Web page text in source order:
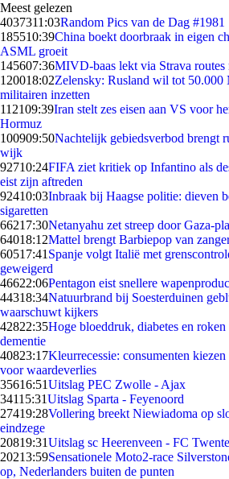
Meest gelezen
4037311:03Random Pics van de Dag #1981
185510:39China boekt doorbraak in eigen
ASML groeit
145607:36MIVD-baas lekt via Strava routes
120018:02Zelensky: Rusland wil tot 50.000
militairen inzetten
112109:39Iran stelt zes eisen aan VS voor
Hormuz
100909:50Nachtelijk gebiedsverbod brengt
wijk
92710:24FIFA ziet kritiek op Infantino als
eist zijn aftreden
92410:03Inbraak bij Haagse politie: dieven
sigaretten
66217:30Netanyahu zet streep door Gaza-
64018:12Mattel brengt Barbiepop van
60517:41 Spanje volgt Italië met
geweigerd
46622:06Pentagon eist snellere
44318:34Natuurbrand bij Soesterduinen
waarschuwt kijkers
42822:35Hoge bloeddruk, diabetes en
dementie
40823:17Kleurrecessie: consumenten
voor waardeverlies
35616:51Uitslag PEC Zwolle - Ajax
34115:31Uitslag Sparta - Feyenoord
27419:28Vollering breekt Niewiadoma op
eindzege
20819:31Uitslag sc Heerenveen - FC Twente
20213:59Sensationele Moto2-race
op, Nederlanders buiten de punten